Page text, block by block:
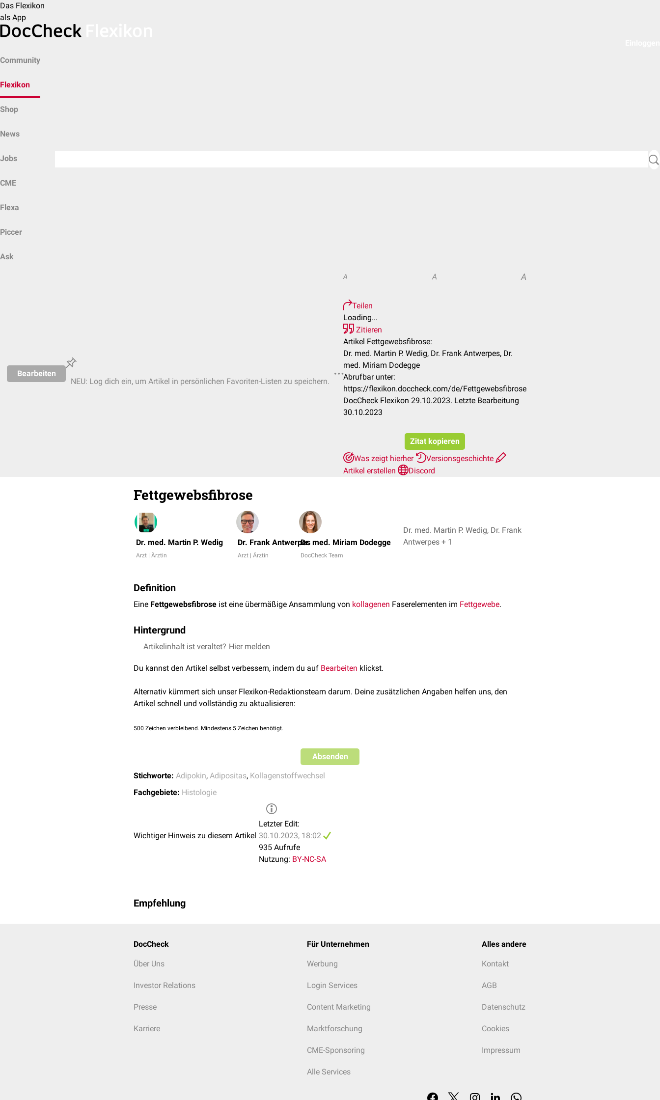
Das Flexikon
als App
Community
Flexikon
Shop
News
Jobs
CME
Flexa
Piccer
Ask
Bearbeiten
NEU: Log dich ein, um Artikel in persönlichen Favoriten-Listen zu speichern.
A A A
Teilen
Loading...
Zitieren
Artikel Fettgewebsfibrose:
Dr. med. Martin P. Wedig, Dr. Frank Antwerpes, Dr.
med. Miriam Dodegge
Abrufbar unter:
https://flexikon.doccheck.com/de/Fettgewebsfibrose
DocCheck Flexikon 29.10.2023. Letzte Bearbeitung
30.10.2023
Zitat kopieren
Was zeigt hierher
Versionsgeschichte
Artikel erstellen
Discord
Fettgewebsfibrose
Dr. med. Martin P. Wedig
Arzt | Ärztin
Dr. Frank Antwerpes
Arzt | Ärztin
Dr. med. Miriam Dodegge
DocCheck Team
Dr. med. Martin P. Wedig, Dr. Frank
Antwerpes + 1
Definition
Eine Fettgewebsfibrose ist eine übermäßige Ansammlung von kollagenen Faserelementen im Fettgewebe.
Hintergrund
Im Rahmen einer chronischenEntzündung
Artikelinhalt ist veraltet? Hier melden
Du kannst den Artikel selbst verbessern, indem du auf Bearbeiten klickst.
Alternativ kümmert sich unser Flexikon-Redaktionsteam darum. Deine zusätzlichen Angaben helfen uns, den
Artikel schnell und vollständig zu aktualisieren:
500 Zeichen verbleibend. Mindestens 5 Zeichen benötigt.
Absenden
Stichworte: Adipokin, Adipositas, Kollagenstoffwechsel
Fachgebiete: Histologie
Wichtiger Hinweis zu diesem Artikel
Letzter Edit:
30.10.2023, 18:02
935 Aufrufe
Nutzung: BY-NC-SA
Empfehlung
DocCheck
Über Uns
Investor Relations
Presse
Karriere
Für Unternehmen
Werbung
Login Services
Content Marketing
Marktforschung
CME-Sponsoring
Alle Services
Alles andere
Kontakt
AGB
Datenschutz
Cookies
Impressum